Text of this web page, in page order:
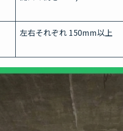
左右それぞれ 150mm以上